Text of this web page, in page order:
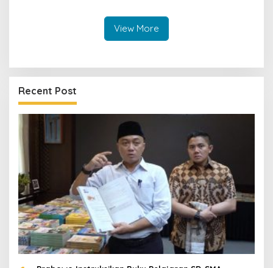
View More
Recent Post